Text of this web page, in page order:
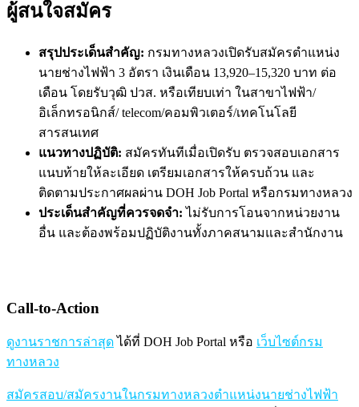
ผู้สนใจสมัคร
สรุปประเด็นสำคัญ: กรมทางหลวงเปิดรับสมัครตำแหน่ง
นายช่างไฟฟ้า 3 อัตรา เงินเดือน 13,920–15,320 บาท ต่อ
เดือน โดยรับวุฒิ ปวส. หรือเทียบเท่า ในสาขาไฟฟ้า/
อิเล็กทรอนิกส์/ telecom/คอมพิวเตอร์/เทคโนโลยี
สารสนเทศ
แนวทางปฏิบัติ: สมัครทันทีเมื่อเปิดรับ ตรวจสอบเอกสาร
แนบท้ายให้ละเอียด เตรียมเอกสารให้ครบถ้วน และ
ติดตามประกาศผลผ่าน DOH Job Portal หรือกรมทางหลวง
ประเด็นสำคัญที่ควรจดจำ: ไม่รับการโอนจากหน่วยงาน
อื่น และต้องพร้อมปฏิบัติงานทั้งภาคสนามและสำนักงาน
Call-to-Action
ดูงานราชการล่าสุดได้ที่ DOH Job Portal หรือ เว็บไซต์กรม
ทางหลวง
สมัครสอบ/สมัครงานในกรมทางหลวงตำแหน่งนายช่างไฟฟ้า